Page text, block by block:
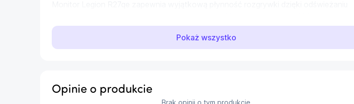
oraz Adaptive Sync eliminują zacięcia i rozmycie ruchu, co pozwala cieszyć się
dynamicznymi grami bez opóźnień. Zyskaj pełną kontrolę nad każdą akcją na ekranie i
wejdź na wysoki poziom gamingowych wrażeń.
Technologia Natural Low Blue Light z certyfikatem TÜV Low Blue Light pozwala grać
Pokaż wszystko
Opinie o produkcie
Brak opinii o tym produkcie